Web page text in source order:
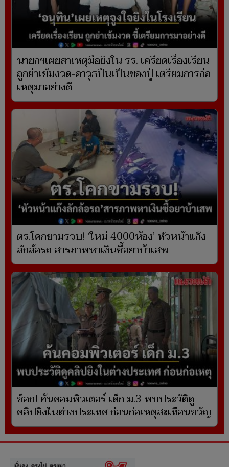
นายกฯเผยสาเหตุมือยิงใน รร. เครียดเรื่องเรียน
ถูกย่าเข้มงวด-อาวุธปืนเป็นของปู่ เตรียมการก่อ
เหตุมาอย่างดี
ตร.โคกขามรวบ! ‘ใหม่ 4000ห้อง’ หัวหน้าแก๊ง
ลักล้อรถ สารภาพหาเงินซื้อยาบ้าเสพ
ช็อก! ค้นคอมพิวเตอร์ เด็ก ม.3 พบประวัติดู
คลิปยิงในต่างประเทศ ก่อนก่อเหตุสะเทือนขวัญ